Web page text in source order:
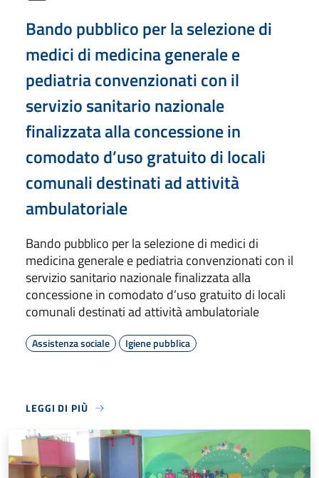
Bando pubblico per la selezione di
medici di medicina generale e
pediatria convenzionati con il
servizio sanitario nazionale
finalizzata alla concessione in
comodato d’uso gratuito di locali
comunali destinati ad attività
ambulatoriale
Bando pubblico per la selezione di medici di
medicina generale e pediatria convenzionati con il
servizio sanitario nazionale finalizzata alla
concessione in comodato d’uso gratuito di locali
comunali destinati ad attività ambulatoriale
Assistenza sociale Igiene pubblica
LEGGI DI PIÙ